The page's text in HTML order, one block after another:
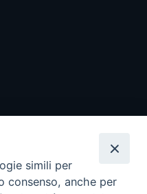
simili per
consenso, anche per